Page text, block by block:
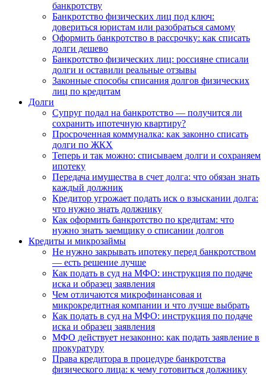
банкротству
Банкротство физических лиц под ключ:
довериться юристам или разобраться самому
Оформить банкротство в рассрочку: как списать
долги дешево
Банкротство физических лиц: россияне списали
долги и оставили реальные отзывы
Законные способы списания долгов физических
лиц по кредитам
Долги
Супруг подал на банкротство — получится ли
сохранить ипотечную квартиру?
Просроченная коммуналка: как законно списать
долги по ЖКХ
Теперь и так можно: списываем долги и сохраняем
ипотеку
Передача имущества в счет долга: что обязан знать
каждый должник
Кредитор угрожает подать иск о взыскании долга:
что нужно знать должнику
Как оформить банкротство по кредитам: что
нужно знать заемщику о списании долгов
Кредиты и микрозаймы
Не нужно закрывать ипотеку перед банкротством
— есть решение лучше
Как подать в суд на МФО: инструкция по подаче
иска и образец заявления
Чем отличаются микрофинансовая и
микрокредитная компании и что лучше выбрать
Как подать в суд на МФО: инструкция по подаче
иска и образец заявления
МФО действует незаконно: как подать заявление в
прокуратуру
Права кредитора в процедуре банкротства
физического лица: к чему готовиться должнику